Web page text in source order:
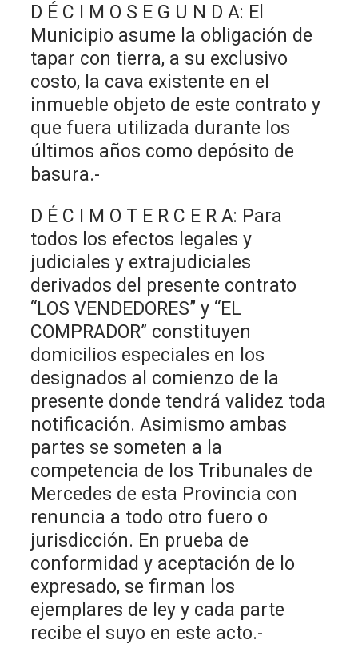
D É C I M O S E G U N D A: El
Municipio asume la obligación de
tapar con tierra, a su exclusivo
costo, la cava existente en el
inmueble objeto de este contrato y
que fuera utilizada durante los
últimos años como depósito de
basura.-
D É C I M O T E R C E R A: Para
todos los efectos legales y
judiciales y extrajudiciales
derivados del presente contrato
“LOS VENDEDORES” y “EL
COMPRADOR” constituyen
domicilios especiales en los
designados al comienzo de la
presente donde tendrá validez toda
notificación. Asimismo ambas
partes se someten a la
competencia de los Tribunales de
Mercedes de esta Provincia con
renuncia a todo otro fuero o
jurisdicción. En prueba de
conformidad y aceptación de lo
expresado, se firman los
ejemplares de ley y cada parte
recibe el suyo en este acto.-